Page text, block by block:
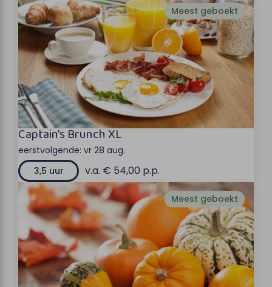
Meest geboekt
Captain's Brunch XL
eerstvolgende: vr 28 aug.
3,5 uur
v.a. € 54,00 p.p.
Meest geboekt